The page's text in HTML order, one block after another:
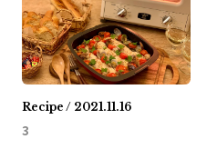
Recipe / 2021.11.16
3